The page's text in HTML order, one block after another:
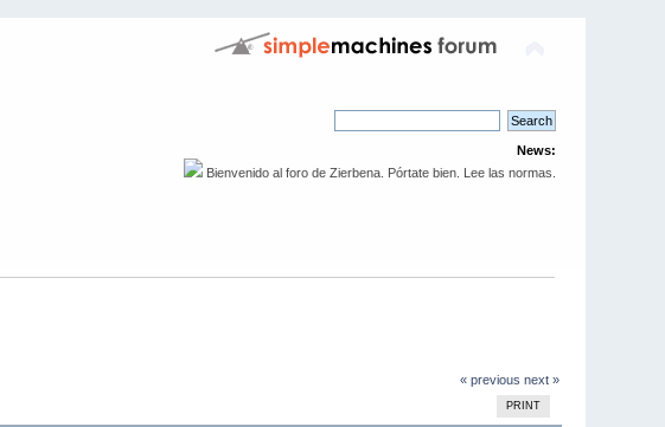
News:
Bienvenido al foro de Zierbena. Pórtate bien. Lee las normas.
« previous next »
PRINT